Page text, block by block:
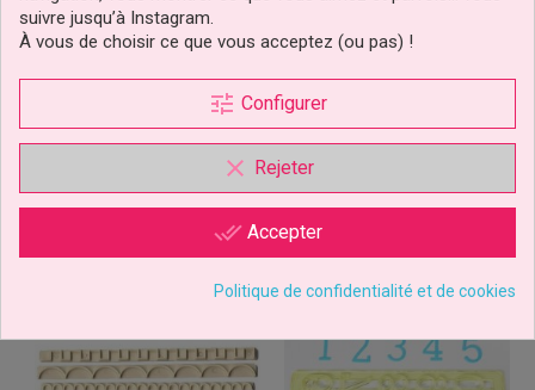
CLIQUEZ ICI POUR LAISSER UN COMMENTAIRE
5 autres produits dans la même
suivre jusqu’à Instagram.
À vous de choisir ce que vous acceptez (ou pas) !
tune Configurer
clear Rejeter
done_all Accepter
Politique de confidentialité et de cookies